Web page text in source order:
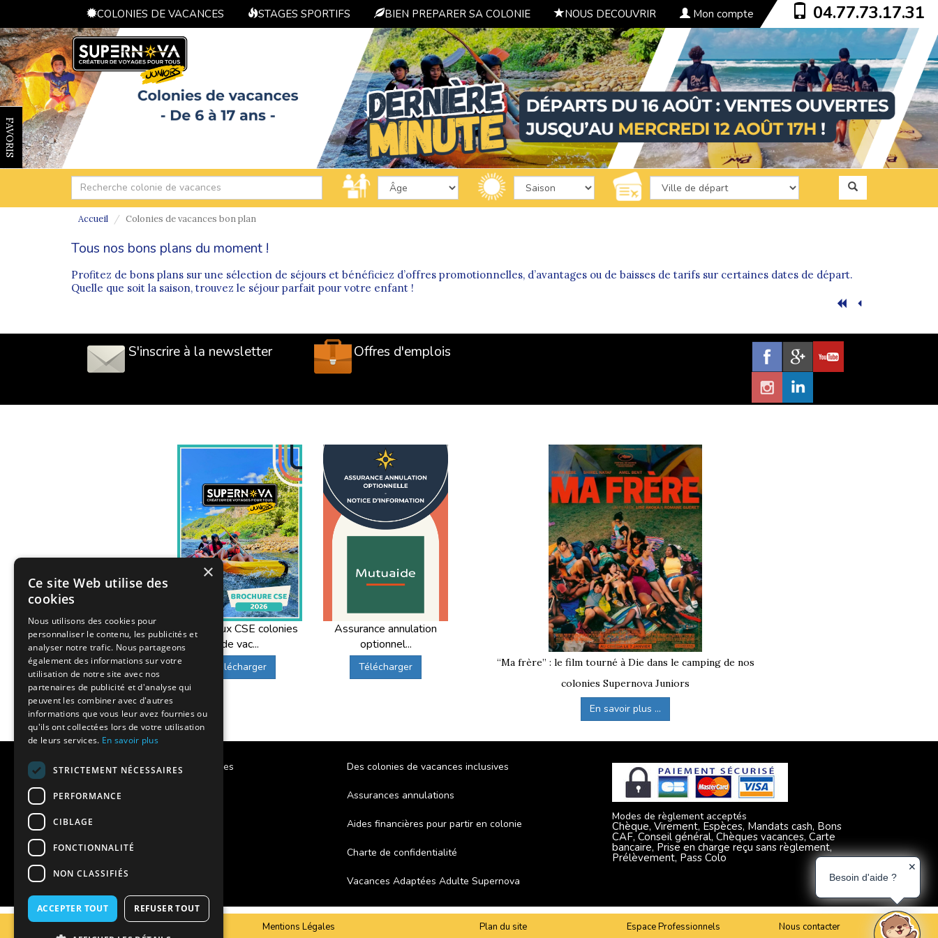
COLONIES DE VACANCES STAGES SPORTIFS BIEN PREPARER SA COLONIE NOUS DECOUVRIR Mon compte 04.77.73.17.31
FAVORIS
Accueil Colonies de vacances bon plan
Tous nos bons plans du moment !
Profitez de bons plans sur une sélection de séjours et bénéficiez d’offres promotionnelles, d’avantages ou de baisses de tarifs sur certaines dates de départ.
Quelle que soit la saison, trouvez le séjour parfait pour votre enfant !
S'inscrire à la newsletter Offres d'emplois
Offres aux CSE colonies
de vac...
Télécharger
Assurance annulation
optionnel...
Télécharger
“Ma frère” : le film tourné à Die dans le camping de nos
colonies Supernova Juniors
En savoir plus ...
Calendrier des vacances scolaires
Notre histoire
Notre engagement
Charte qualité
Projet éducatif
Des colonies de vacances inclusives
Assurances annulations
Aides financières pour partir en colonie
Charte de confidentialité
Vacances Adaptées Adulte Supernova
Modes de règlement acceptés
Chèque, Virement, Espèces, Mandats cash, Bons
CAF, Conseil général, Chèques vacances, Carte
bancaire, Prise en charge reçu sans règlement,
Prélèvement, Pass Colo
Mentions Légales Plan du site Espace Professionnels Nous contacter
Besoin d'aide ?
✕
×
Ce site Web utilise des
cookies
Nous utilisons des cookies pour
personnaliser le contenu, les publicités et
analyser notre trafic. Nous partageons
également des informations sur votre
utilisation de notre site avec nos
partenaires de publicité et d'analyse qui
peuvent les combiner avec d'autres
informations que vous leur avez fournies ou
qu'ils ont collectées lors de votre utilisation
de leurs services. En savoir plus
STRICTEMENT NÉCESSAIRES
PERFORMANCE
CIBLAGE
FONCTIONNALITÉ
NON CLASSIFIÉS
ACCEPTER TOUT REFUSER TOUT